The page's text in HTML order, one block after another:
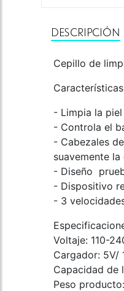
DESCRIPCIÓN
Cepillo de
- Limpia la
- Controla el
- Cabezales
suavemente
- Diseño
- Dispositivo
- 3
Voltaje: 110-
Cargador: 5V/
Capacidad de
Peso